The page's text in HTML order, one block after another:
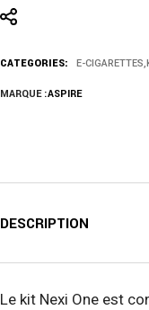
CATEGORIES: E-CIGARETTES,
MARQUE :ASPIRE
DESCRIPTION
Le kit Nexi One est